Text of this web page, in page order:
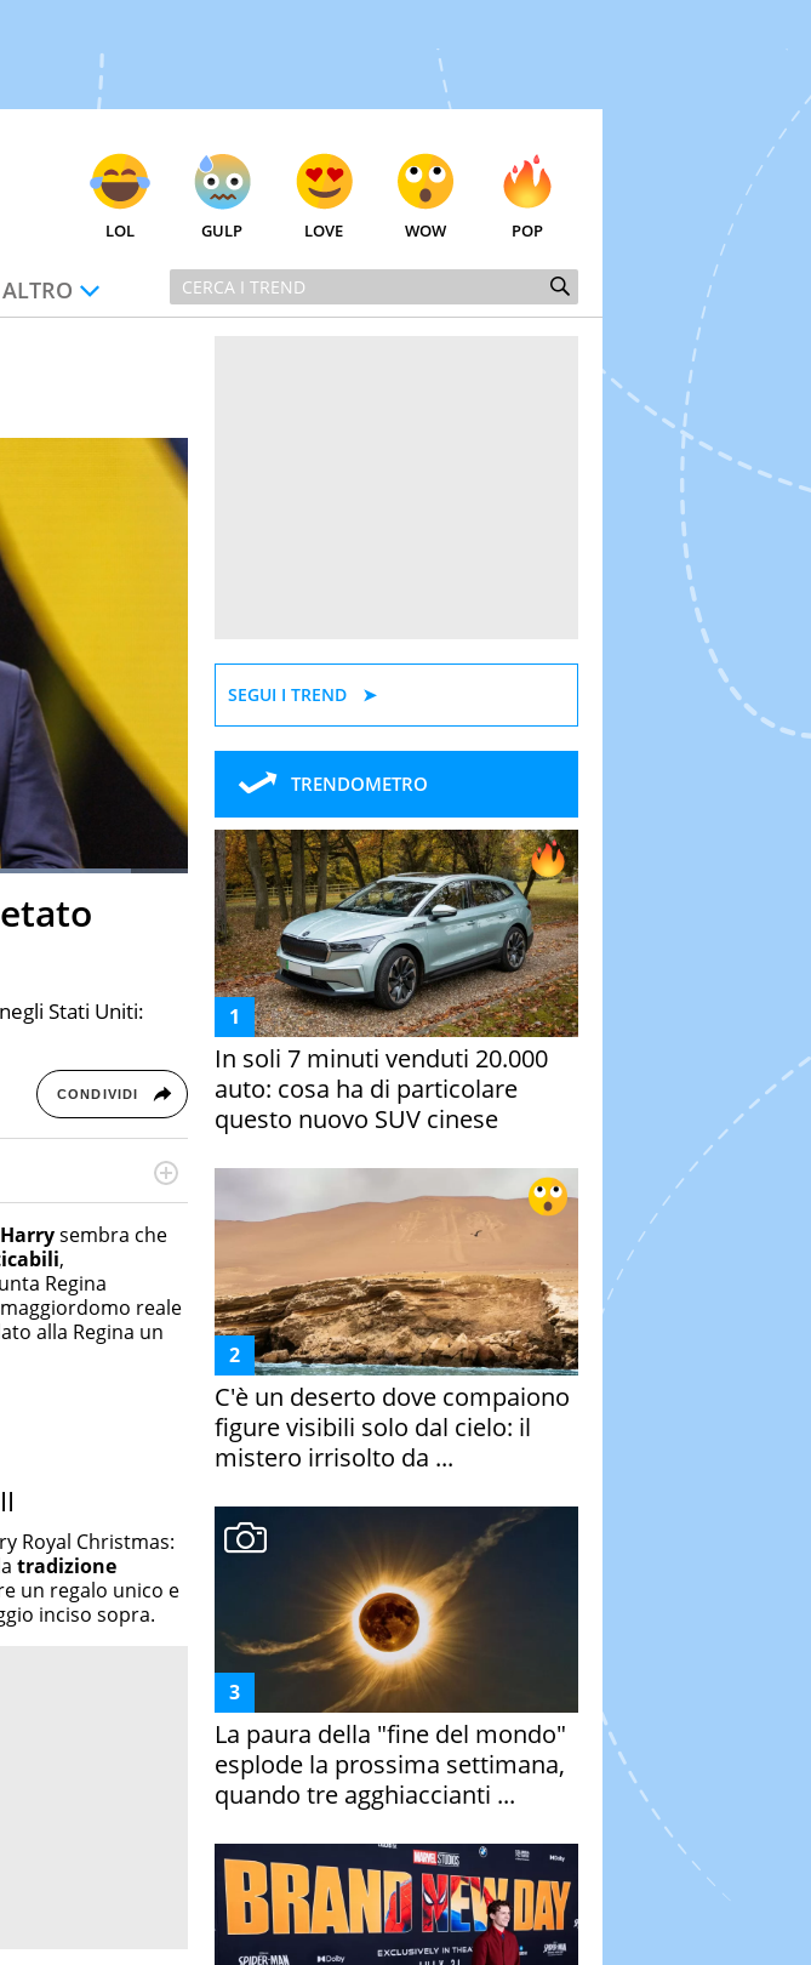
LOL GULP LOVE WOW POP
ALTRO
Stati Uniti:
CONDIVIDI
Digital & Social
social media, con
sembra che
,
Regina
reale
alla Regina un
Royal Christmas:
tradizione
un regalo unico e
inciso sopra.
SEGUI I TREND
TRENDOMETRO
In soli 7 minuti venduti 20.000
auto: cosa ha di particolare
questo nuovo SUV cinese
C'è un deserto dove compaiono
figure visibili solo dal cielo: il
mistero irrisolto da ...
La paura della "fine del mondo"
esplode la prossima settimana,
quando tre agghiaccianti ...